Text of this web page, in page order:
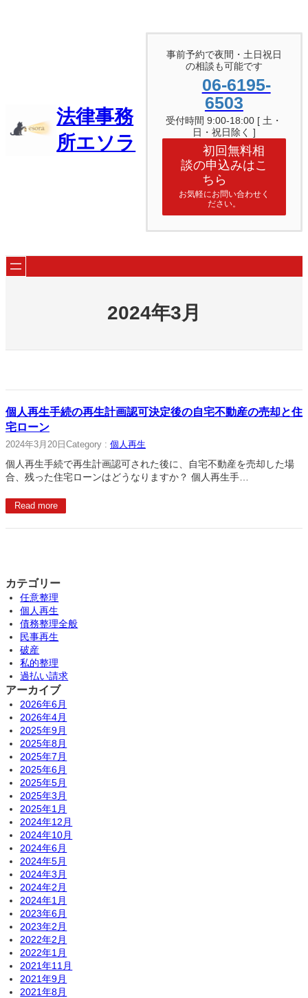
法律事務
所エソラ
事前予約で夜間・土日祝日
の相談も可能です
06-6195-
6503
受付時間 9:00-18:00 [ 土・
日・祝日除く ]
初回無料相
談の申込みはこ
ちら
お気軽にお問い合わせく
ださい。
2024年3月
個人再生手続の再生計画認可決定後の自宅不動産の売却と住
宅ローン
2024年3月20日 Category : 個人再生
個人再生手続で再生計画認可された後に、自宅不動産を売却した場
合、残った住宅ローンはどうなりますか？ 個人再生手…
Read more
カテゴリー
任意整理
個人再生
債務整理全般
民事再生
破産
私的整理
過払い請求
アーカイブ
2026年6月
2026年4月
2025年9月
2025年8月
2025年7月
2025年6月
2025年5月
2025年3月
2025年1月
2024年12月
2024年10月
2024年6月
2024年5月
2024年3月
2024年2月
2024年1月
2023年6月
2023年2月
2022年2月
2022年1月
2021年11月
2021年9月
2021年8月